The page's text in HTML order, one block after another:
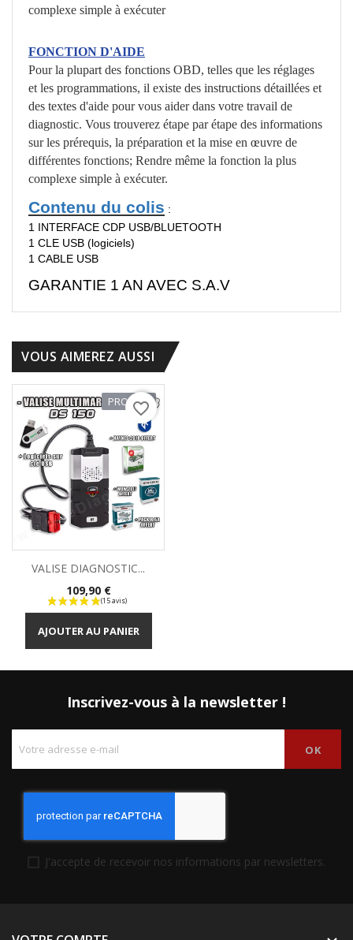
complexe simple à exécuter
FONCTION D'AIDE
Pour la plupart des fonctions OBD, telles que les réglages
et les programmations, il existe des instructions détaillées et
des textes d'aide pour vous aider dans votre travail de
diagnostic. Vous trouverez étape par étape des informations
sur les prérequis, la préparation et la mise en œuvre de
différentes fonctions; Rendre même la fonction la plus
complexe simple à exécuter.
Contenu du colis :
1 INTERFACE CDP USB/BLUETOOTH
1 CLE USB (logiciels)
1 CABLE USB
GARANTIE 1 AN AVEC S.A.V
VOUS AIMEREZ AUSSI
PROMO !
VALISE DIAGNOSTIC...
Prix
109,90 €
AJOUTER AU PANIER
favorite_border
Inscrivez-vous à la newsletter !
J'accepte de recevoir nos informations par newsletters.